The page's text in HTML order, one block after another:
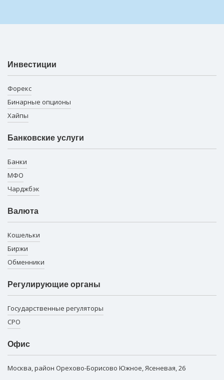
Инвестиции
Форекс
Бинарные опционы
Хайпы
Банковские услуги
Банки
МФО
Чарджбэк
Валюта
Кошельки
Биржи
Обменники
Регулирующие органы
Государственные регуляторы
СРО
Офис
Москва, район Орехово-Борисово Южное, Ясеневая, 26